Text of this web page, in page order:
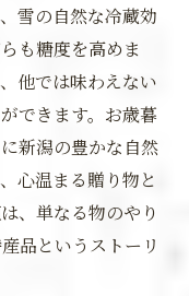
雪の自然な冷蔵効
も糖度を高めま
他では味わえない
できます。お歳暮
新潟の豊かな自然
心温まる贈り物と
、単なる物のやり
品というストーリ